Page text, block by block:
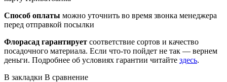
Способ оплаты можно уточнить во время звонка менеджера
перед отправкой посылки
Флорасад гарантирует соответствие сортов и качество
посадочного материала. Если что-то пойдет не так — вернем
деньги. Подробнее об условиях гарантии читайте здесь.
В закладки В сравнение